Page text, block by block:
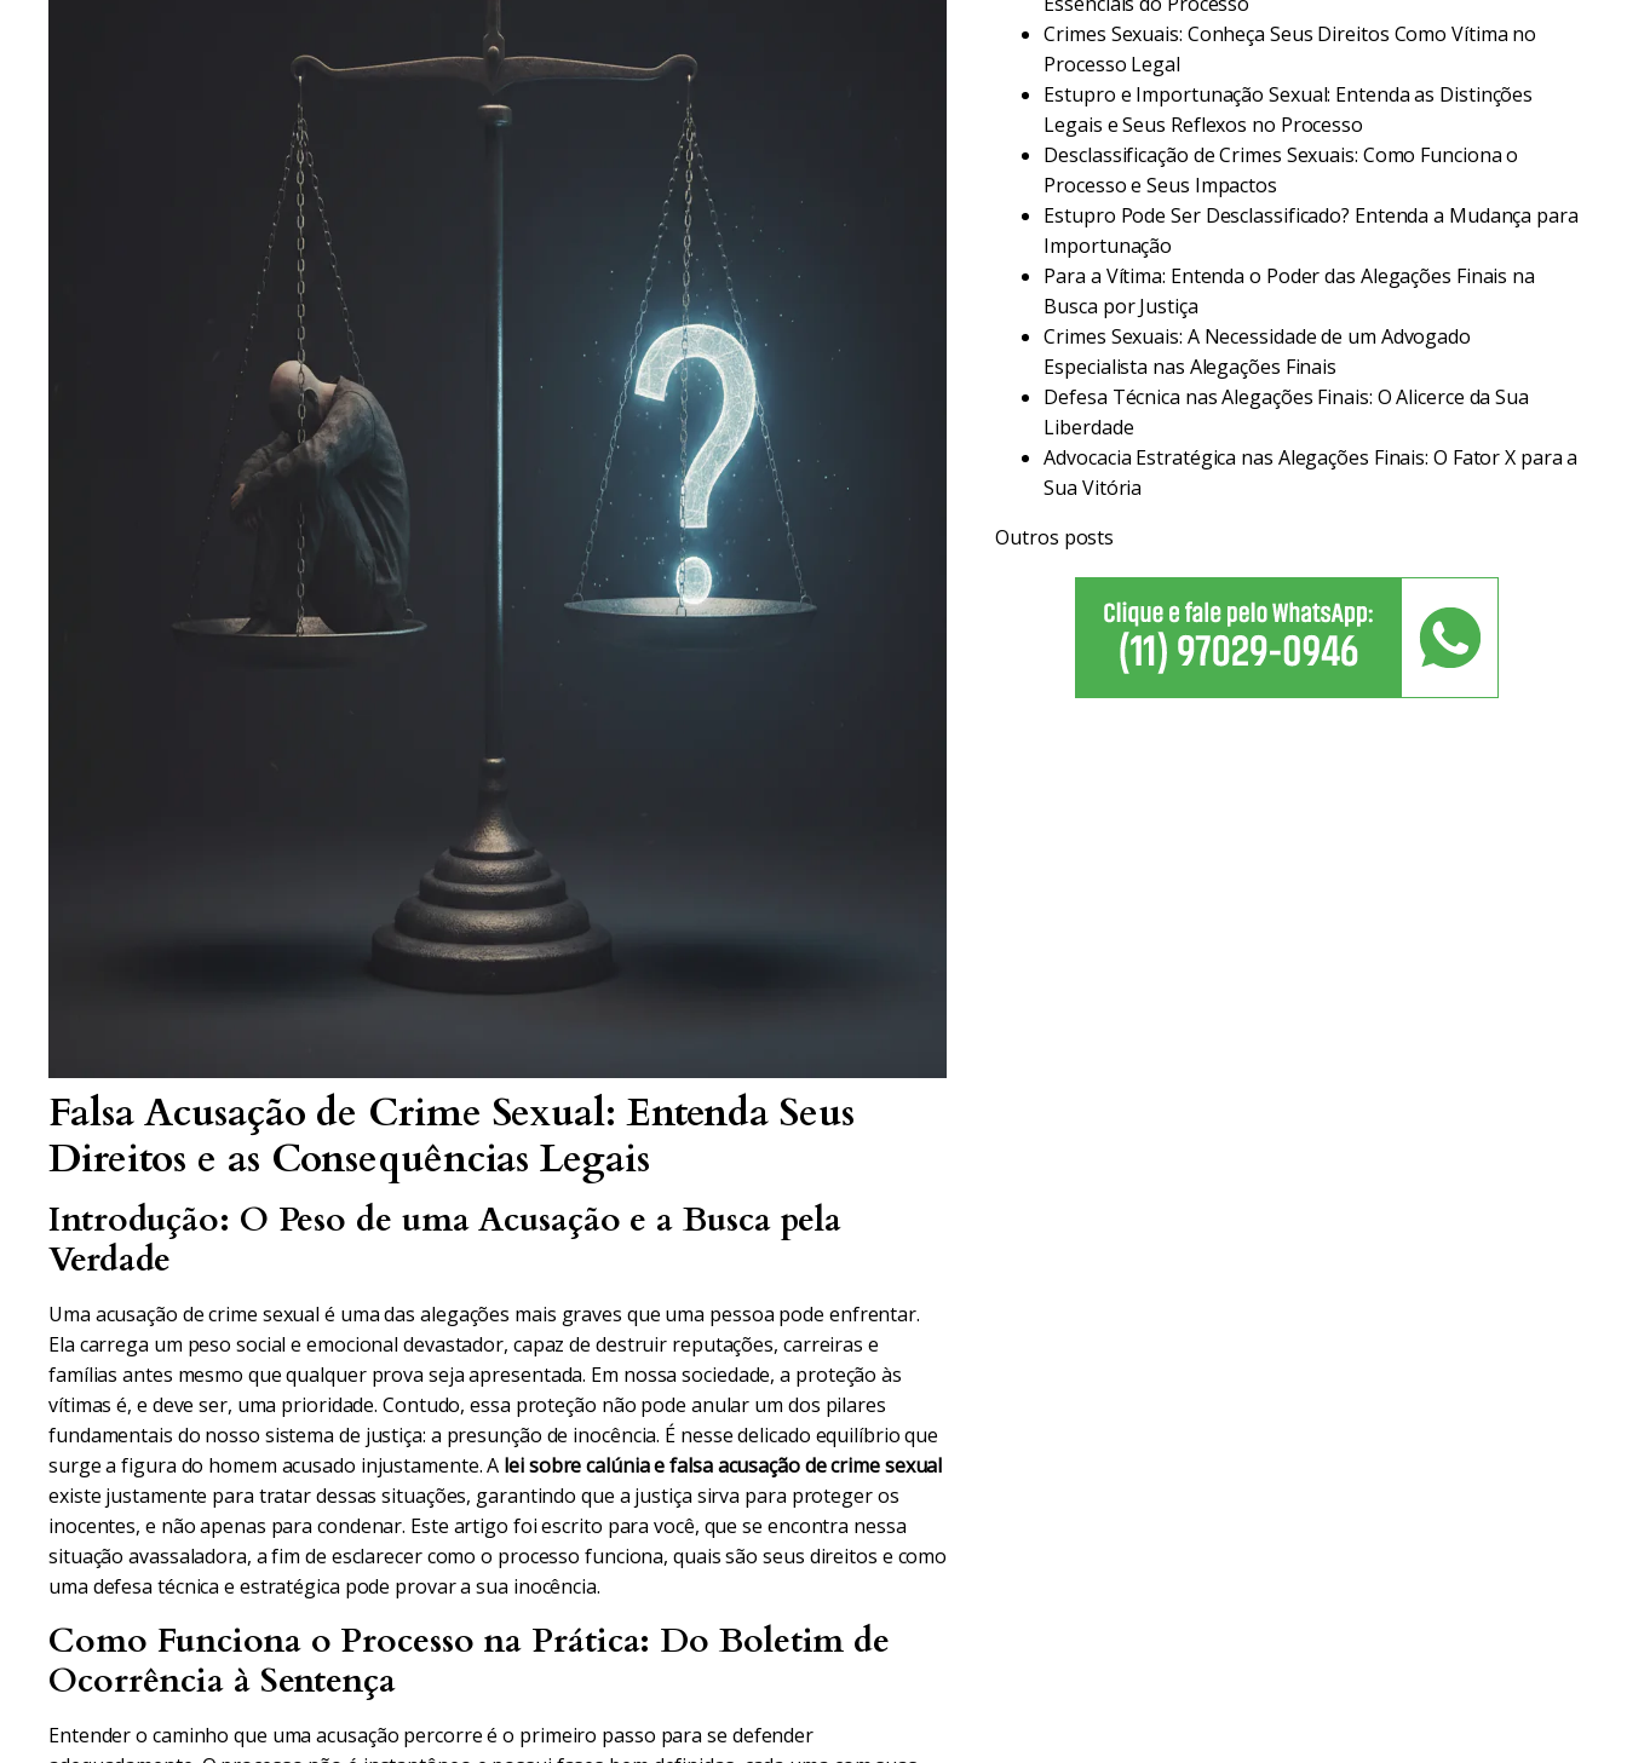
Falsa Acusação de Crime Sexual: Entenda Seus
Direitos e as Consequências Legais
Introdução: O Peso de uma Acusação e a Busca pela
Verdade
Uma acusação de crime sexual é uma das alegações mais graves que uma pessoa pode enfrentar.
Ela carrega um peso social e emocional devastador, capaz de destruir reputações, carreiras e
famílias antes mesmo que qualquer prova seja apresentada. Em nossa sociedade, a proteção às
vítimas é, e deve ser, uma prioridade. Contudo, essa proteção não pode anular um dos pilares
fundamentais do nosso sistema de justiça: a presunção de inocência. É nesse delicado equilíbrio que
surge a figura do homem acusado injustamente. A lei sobre calúnia e falsa acusação de crime sexual
existe justamente para tratar dessas situações, garantindo que a justiça sirva para proteger os
inocentes, e não apenas para condenar. Este artigo foi escrito para você, que se encontra nessa
situação avassaladora, a fim de esclarecer como o processo funciona, quais são seus direitos e como
uma defesa técnica e estratégica pode provar a sua inocência.
Como Funciona o Processo na Prática: Do Boletim de
Ocorrência à Sentença
Entender o caminho que uma acusação percorre é o primeiro passo para se defender
Crimes Sexuais: Conheça Seus Direitos Como Vítima no
Processo Legal
Estupro e Importunação Sexual: Entenda as Distinções
Legais e Seus Reflexos no Processo
Desclassificação de Crimes Sexuais: Como Funciona o
Processo e Seus Impactos
Estupro Pode Ser Desclassificado? Entenda a Mudança para
Importunação
Para a Vítima: Entenda o Poder das Alegações Finais na
Busca por Justiça
Crimes Sexuais: A Necessidade de um Advogado
Especialista nas Alegações Finais
Defesa Técnica nas Alegações Finais: O Alicerce da Sua
Liberdade
Advocacia Estratégica nas Alegações Finais: O Fator X para a
Sua Vitória
Outros posts